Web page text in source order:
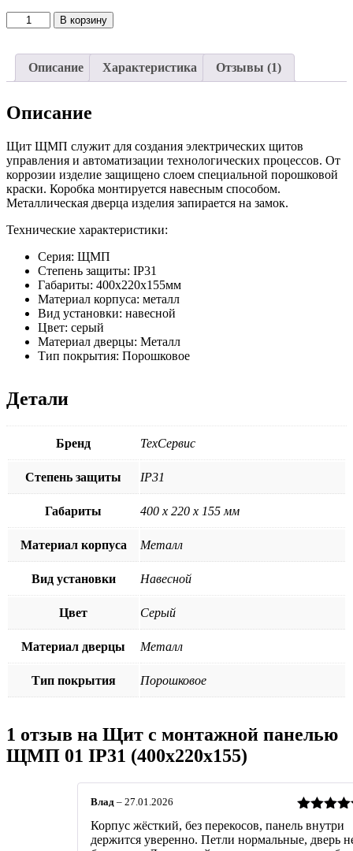
Количество
товара
монтажной
01
(400x220x155)
В корзину
Описание Характеристика Отзывы (1)
Описание
Щит ЩМП служит для создания электрических щитов
управления и автоматизации технологических процессов. От
коррозии изделие защищено слоем специальной порошковой
краски. Коробка монтируется навесным способом.
Металлическая дверца изделия запирается на замок.
Технические характеристики:
Серия: ЩМП
Степень защиты: IP31
Габариты: 400х220х155мм
Материал корпуса: металл
Вид установки: навесной
Цвет: серый
Материал дверцы: Металл
Тип покрытия: Порошковое
Детали
Бренд ТехСервис
Степень защиты IP31
Габариты 400 х 220 х 155 мм
Материал корпуса Металл
Вид установки Навесной
Цвет Серый
Материал дверцы Металл
Тип покрытия Порошковое
1 отзыв на Щит с монтажной панелью
ЩМП 01 IP31 (400x220x155)
Оценка
из 5
Влад – 27.01.2026
Корпус жёсткий, без перекосов, панель внутри
держится уверенно. Петли нормальные, дверь